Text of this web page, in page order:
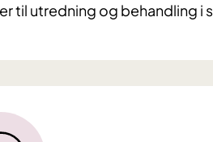
til utredning og behandling i